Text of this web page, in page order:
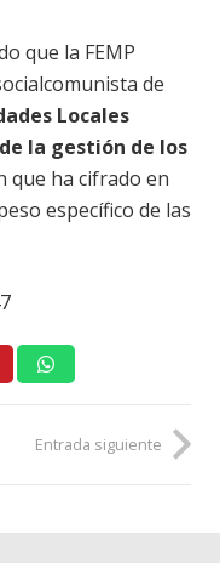
que la FEMP
de
Locales
la gestión de los
que ha cifrado en
específico de las
Entrada siguiente